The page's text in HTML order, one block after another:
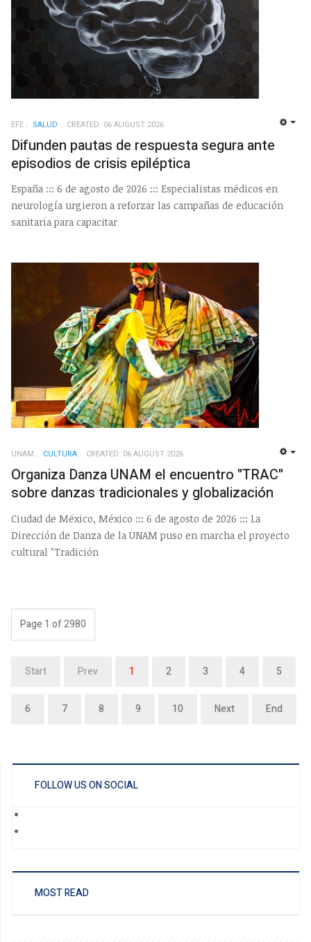
EFE SALUD CREATED: 06 AUGUST 2026
Difunden pautas de respuesta segura ante
episodios de crisis epiléptica
España ::: 6 de agosto de 2026 ::: Especialistas médicos en
neurología urgieron a reforzar las campañas de educación
sanitaria para capacitar
UNAM CULTURA CREATED: 06 AUGUST 2026
Organiza Danza UNAM el encuentro "TRAC"
sobre danzas tradicionales y globalización
Ciudad de México, México ::: 6 de agosto de 2026 ::: La
Dirección de Danza de la UNAM puso en marcha el proyecto
cultural "Tradición
Page 1 of 2980
Start Prev 1 2 3 4 5
6 7 8 9 10 Next End
FOLLOW US ON SOCIAL
MOST READ